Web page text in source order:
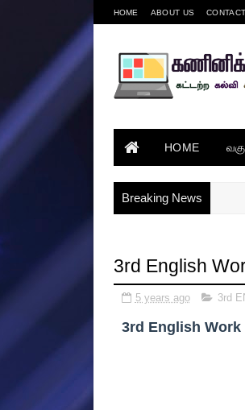
HOME ABOUT US
HOME
Breaking News
3rd English
5 years ago 3rd
3rd English Work